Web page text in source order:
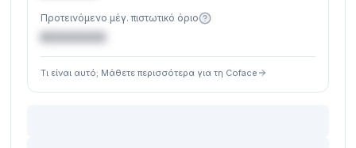
Προτεινόμενο μέγ. πιστωτικό όριο
€XXXXXX
Τι είναι αυτό; Μάθετε περισσότερα για τη Coface